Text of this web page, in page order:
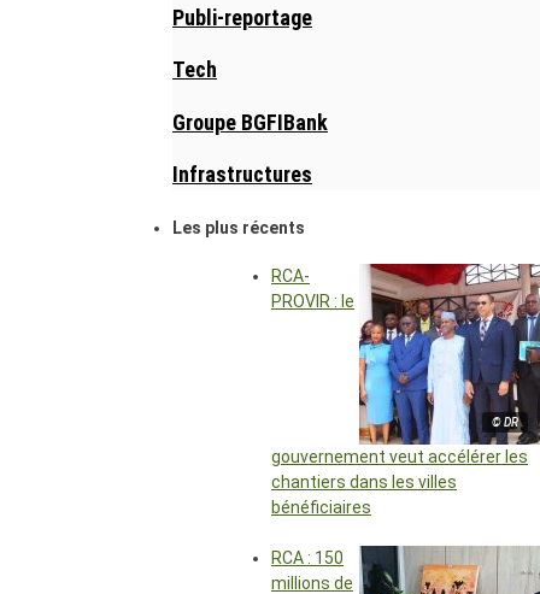
Publi-reportage
Tech
Groupe BGFIBank
Infrastructures
Les plus récents
© DR
RCA-
PROVIR : le
gouvernement veut accélérer les
chantiers dans les villes
bénéficiaires
RCA : 150
millions de